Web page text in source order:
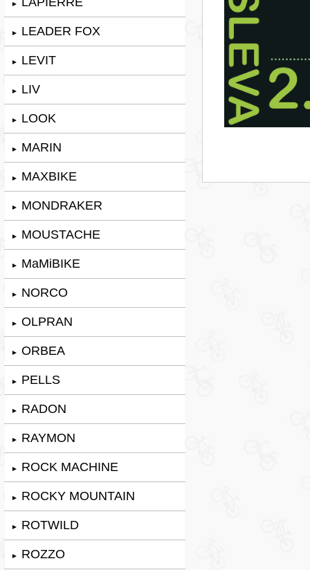
►
► LEADER FOX
► LEVIT
► LIV
► LOOK
► MARIN
► MAXBIKE
► MONDRAKER
► MOUSTACHE
► MaMiBIKE
► NORCO
► OLPRAN
► ORBEA
► PELLS
► RADON
► RAYMON
► ROCK MACHINE
► ROCKY MOUNTAIN
► ROTWILD
► ROZZO